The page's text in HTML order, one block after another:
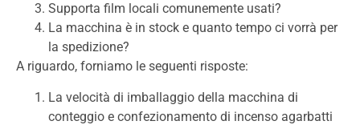
Supporta film locali comunemente usati?
La macchina è in stock e quanto tempo ci vorrà per
la spedizione?
A riguardo, forniamo le seguenti risposte:
La velocità di imballaggio della macchina di
conteggio e confezionamento di incenso agarbatti